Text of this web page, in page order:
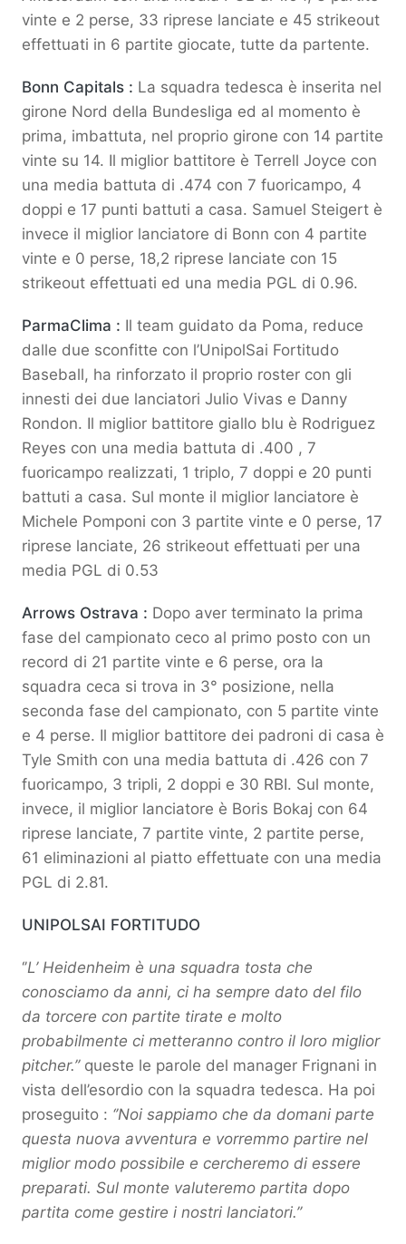
vinte e 2 perse, 33 riprese lanciate e 45 strikeout
effettuati in 6 partite giocate, tutte da partente.
Bonn Capitals : La squadra tedesca è inserita nel
girone Nord della Bundesliga ed al momento è
prima, imbattuta, nel proprio girone con 14 partite
vinte su 14. Il miglior battitore è Terrell Joyce con
una media battuta di .474 con 7 fuoricampo, 4
doppi e 17 punti battuti a casa. Samuel Steigert è
invece il miglior lanciatore di Bonn con 4 partite
vinte e 0 perse, 18,2 riprese lanciate con 15
strikeout effettuati ed una media PGL di 0.96.
ParmaClima : Il team guidato da Poma, reduce
dalle due sconfitte con l’UnipolSai Fortitudo
Baseball, ha rinforzato il proprio roster con gli
innesti dei due lanciatori Julio Vivas e Danny
Rondon. Il miglior battitore giallo blu è Rodriguez
Reyes con una media battuta di .400 , 7
fuoricampo realizzati, 1 triplo, 7 doppi e 20 punti
battuti a casa. Sul monte il miglior lanciatore è
Michele Pomponi con 3 partite vinte e 0 perse, 17
riprese lanciate, 26 strikeout effettuati per una
media PGL di 0.53
Arrows Ostrava : Dopo aver terminato la prima
fase del campionato ceco al primo posto con un
record di 21 partite vinte e 6 perse, ora la
squadra ceca si trova in 3° posizione, nella
seconda fase del campionato, con 5 partite vinte
e 4 perse. Il miglior battitore dei padroni di casa è
Tyle Smith con una media battuta di .426 con 7
fuoricampo, 3 tripli, 2 doppi e 30 RBI. Sul monte,
invece, il miglior lanciatore è Boris Bokaj con 64
riprese lanciate, 7 partite vinte, 2 partite perse,
61 eliminazioni al piatto effettuate con una media
PGL di 2.81.
UNIPOLSAI FORTITUDO
‘’L’ Heidenheim è una squadra tosta che
conosciamo da anni, ci ha sempre dato del filo
da torcere con partite tirate e molto
probabilmente ci metteranno contro il loro miglior
pitcher.’’queste le parole del manager Frignani in
vista dell’esordio con la squadra tedesca. Ha poi
proseguito : ‘’Noi sappiamo che da domani parte
questa nuova avventura e vorremmo partire nel
miglior modo possibile e cercheremo di essere
preparati. Sul monte valuteremo partita dopo
partita come gestire i nostri lanciatori.’’